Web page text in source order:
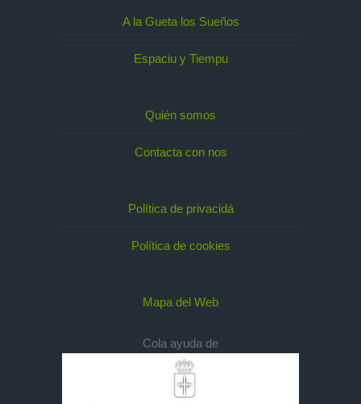
A la Gueta los Sueños
Espaciu y Tiempu
Quién somos
Contacta con nos
Política de privacidá
Política de cookies
Mapa del Web
Cola ayuda de